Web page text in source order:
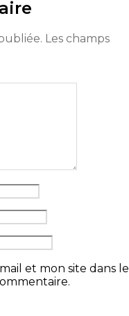
Les champs
et mon site dans le